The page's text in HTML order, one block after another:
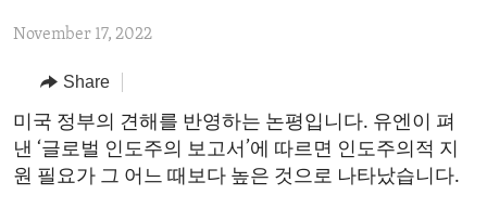
to
Navigation
Skip
Search
REGIONS
AFRICA
AMERICAS
ASIA
TOPICS
HUMAN RIGHTS
SECURITY AND DEFENSE
ARCHIVE
ABOUT US
November 17, 2022
Share
미국 정부의 견해를 반영하는 논평입니다. 유엔이 펴
낸 ‘글로벌 인도주의 보고서’에 따르면 인도주의적 지
원 필요가 그 어느 때보다 높은 것으로 나타났습니다.